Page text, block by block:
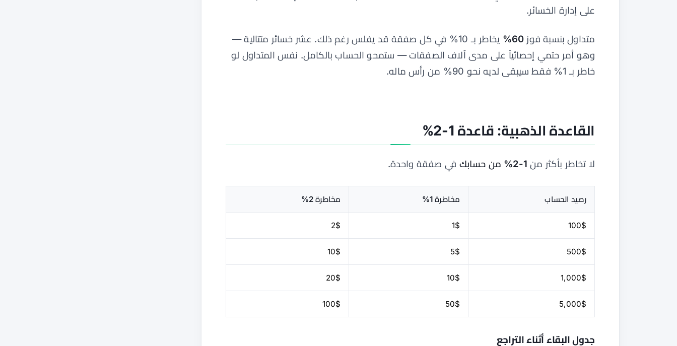
على إدارة الخسائر.
متداول بنسبة فوز 60%
يخاطر بـ 10% في كل صفقة قد يفلس رغم ذلك. عشر خسائر متتالية —
وهو أمر حتمي إحصائياً على مدى آلاف الصفقات — ستمحو الحساب بالكامل. نفس المتداول لو
خاطر بـ 1% فقط سيبقى لديه نحو 90% من رأس ماله.
القاعدة الذهبية: قاعدة 1-2%
لا تخاطر بأكثر من 1-2% من حسابك في صفقة واحدة.
رصيد الحساب مخاطرة 1% مخاطرة 2%
100$
1$
2$
500$
5$
10$
1,000$
10$
20$
5,000$
50$
100$
جدول البقاء أثناء التراجع